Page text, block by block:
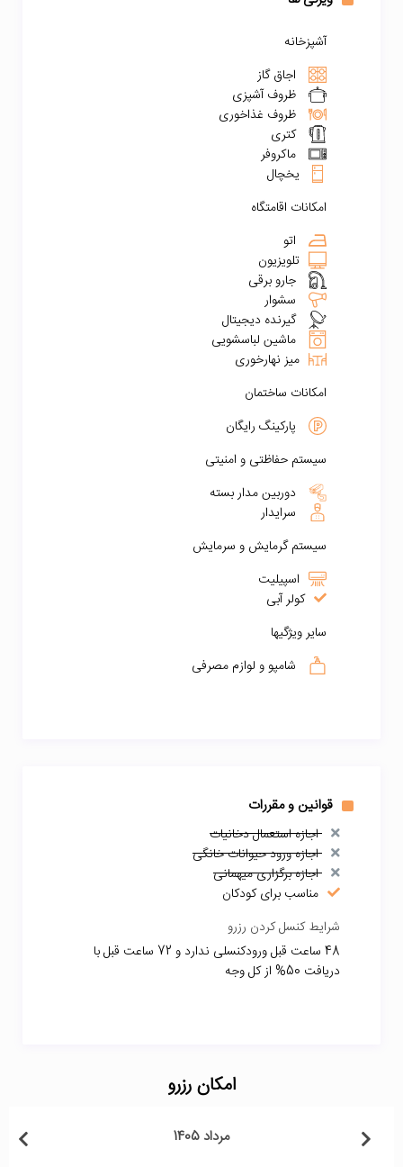
آشپزخانه
اجاق گاز
ظروف آشپزی
ظروف غذاخوری
کتری
ماکروفر
یخچال
امکانات اقامتگاه
اتو
تلویزیون
جارو برقی
سشوار
گیرنده دیجیتال
ماشین لباسشویی
میز نهارخوری
امکانات ساختمان
پارکینگ رایگان
سیستم حفاظتی و امنیتی
دوربین مدار بسته
سرایدار
سیستم گرمایش و سرمایش
اسپیلیت
کولر آبی
سایر ویژگیها
شامپو و لوازم مصرفی
قوانین و مقررات
اجازه استعمال دخانیات
اجازه ورود حیوانات خانگی
اجازه برگزاری میهمانی
مناسب برای کودکان
شرایط کنسل کردن رزرو
48 ساعت قبل ورودکنسلی ندارد و 72 ساعت قبل با
دریافت 50% از کل وجه
امکان رزرو
مرداد 1405